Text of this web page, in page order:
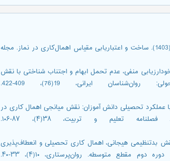
اسدی یونسی، محمدرضا؛ پردل، مرتضی و قاسمی، سید علیرضا (1403). ساخت و اعتباریابی مقیاس اهمال‌کاری در نماز. مجله
خودارزیابی منفی، عدم تحمل ابهام و اجتناب شناختی با نقش
واسطه‌ای اهمال‌کاری تحصیلی. روان‌شناسی تحولی: روان‌شناسان ایرانی، 19(76)، 409-422.
رابطه خودناتوان سازی با عملکرد تحصیلی دانش آموزان: نقش میانجی اهمال کاری در
دانش‌آموزان دورۀ دوم متوسطه شهر کرمانشاه. فصلنامه تعلیم و تربیت، ۳۸(۴)، ۸۷-۱۰۶.
مریم؛ حاتمیان، پیمان؛ رهدار، محمد (1401). نقش بدتنظیمی هیجانی، اهمال کاری تحصیلی و انعطاف‌پذیری
خانواده در پیش‌بینی فرسودگی تحصیلی دانشآموزان دختر دوره دوم مقطع متوسطه. روان‌پرستاری، ۱۰(۴)، ۳۳-۴۰.